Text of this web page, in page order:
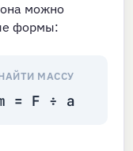
можно
формы:
МАССУ
= F ÷ a